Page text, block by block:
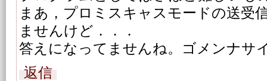
まあ，プロミスキャスモードの送受
ませんけど．．．
答えになってませんね。ゴメンナサ
返信